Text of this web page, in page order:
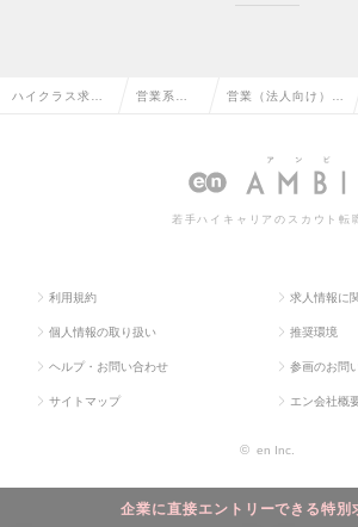
企業に直接エントリーできる特別
ハイクラス求人 営業系の 営業（法人向け）の
若手ハイキャリアのスカウト転
利用規約 求人情報に
個人情報の取り扱い 推奨環境
ヘルプ・お問い合わせ 参画のお問
サイトマップ エン会社概
© en Inc.